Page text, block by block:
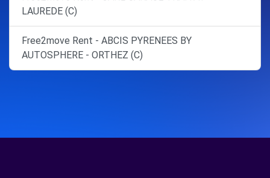
LAUREDE (C)
Free2move Rent - ABCIS PYRENEES BY
AUTOSPHERE - ORTHEZ (C)